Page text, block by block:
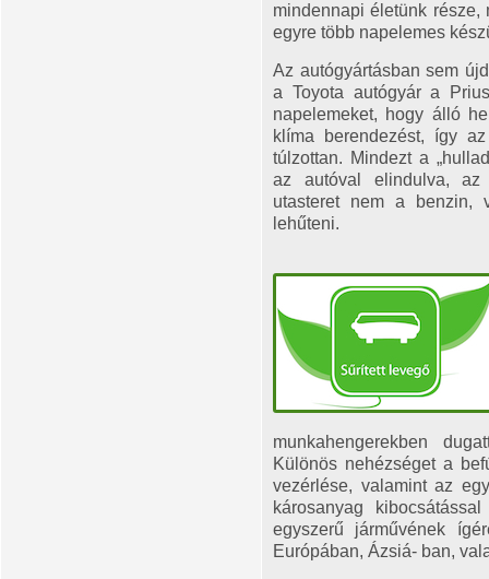
mindennapi életünk része,
egyre több napelemes
Az autógyártásban sem
a Toyota autógyár a
napelemeket, hogy álló
klíma berendezést, így
túlzottan. Mindezt a
az autóval elindulva, az
utasteret nem a benzin,
lehűteni.
munkahengerekben
Különös nehézséget a
vezérlése, valamint az
károsanyag
egyszerű járművének
Európában, Ázsiá- ban,